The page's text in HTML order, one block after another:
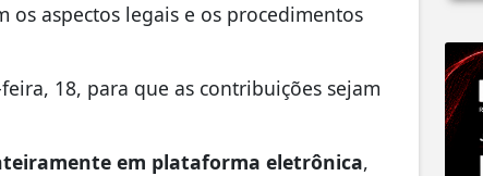
os aspectos legais e os procedimentos
18, para que as contribuições sejam
em plataforma eletrônica,